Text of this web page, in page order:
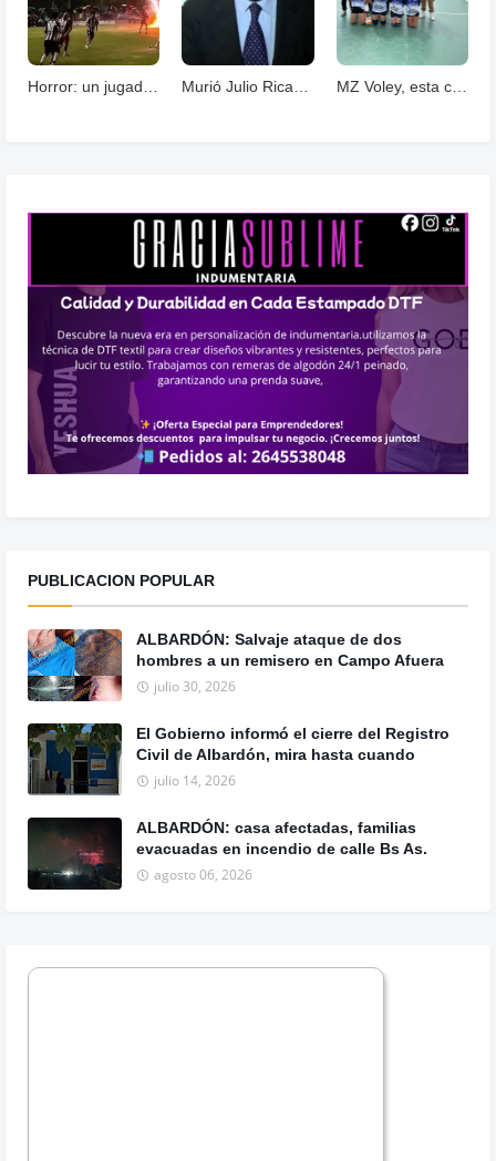
MZ Voley, esta cerrando un año con grandes logros
PUBLICACION POPULAR
ALBARDÓN: Salvaje ataque de dos
hombres a un remisero en Campo Afuera
julio 30, 2026
El Gobierno informó el cierre del Registro
Civil de Albardón, mira hasta cuando
julio 14, 2026
ALBARDÓN: casa afectadas, familias
evacuadas en incendio de calle Bs As.
agosto 06, 2026